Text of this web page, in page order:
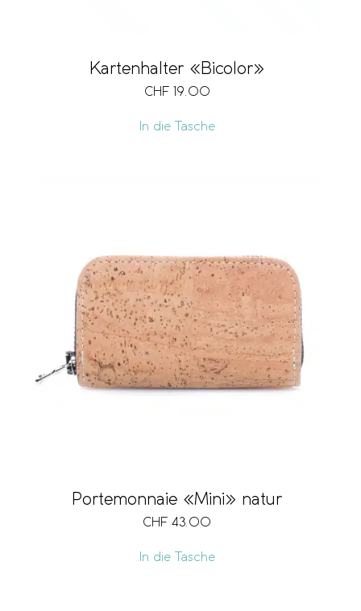
Kartenhalter «Bicolor»
CHF 19.00
In die Tasche
Portemonnaie «Mini» natur
CHF 43.00
In die Tasche